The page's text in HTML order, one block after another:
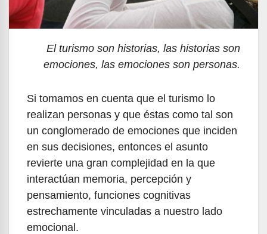
El turismo son historias, las historias son
emociones, las emociones son personas.
Si tomamos en cuenta que el turismo lo
realizan personas y que éstas como tal son
un conglomerado de emociones que inciden
en sus decisiones, entonces el asunto
revierte una gran complejidad en la que
interactúan memoria, percepción y
pensamiento, funciones cognitivas
estrechamente vinculadas a nuestro lado
emocional.